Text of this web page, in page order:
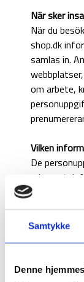
Samtykke
Denne
När sker
När du
shop.dk
samlas in.
om arbete,
Vilken
De
adress,
du beställer
jobb väljer
diplom,